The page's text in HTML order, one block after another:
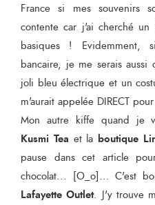
France si mes souvenirs
contente car j'ai cherché
basiques ! Evidemment,
bancaire, je me serais
joli bleu électrique et un
m'aurait appelée DIRECT
Mon autre kiffe quand je
Kusmi Tea et la boutique
pause dans cet article
chocolat... [O_o]... C'est
Lafayette Outlet. J'y trouve